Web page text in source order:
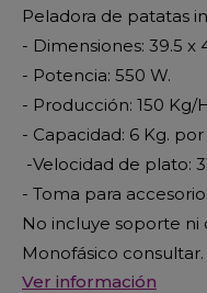
Peladora de patatas
- Dimensiones: 39.5 x
- Potencia: 550 W.
- Producción: 150 Kg/
- Capacidad: 6 Kg. por
-Velocidad de plato:
- Toma para
No incluye soporte ni
Monofásico consultar.
Ver información